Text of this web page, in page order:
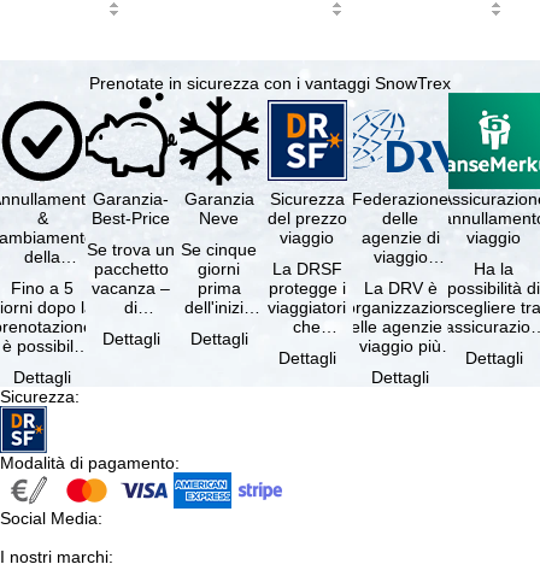
Prenotate in sicurezza con i vantaggi SnowTrex
&
della
gratuiti
Fino a 5
dopo la
è possibile
il …
Dettagli
Garanzia-
Best-Price
Se trova un
pacchetto
vacanza –
di
e servizi
Dettagli
Garanzia
Neve
Se cinque
giorni
prima
dell'inizio
soggiorno
Dettagli
Sicurezza
del prezzo
viaggio
La DRSF
protegge i
viaggiatori
che
un
Dettagli
Federazione
delle
agenzie di
viaggio
La DRV è
l'organizzazione
delle agenzie di
viaggio più
Germania.
Dettagli
viaggio
Ha la
possibilità di
scegliere tra
viaggio
Dettagli
Sicurezza:
Modalità di pagamento:
Social Media:
I nostri marchi: